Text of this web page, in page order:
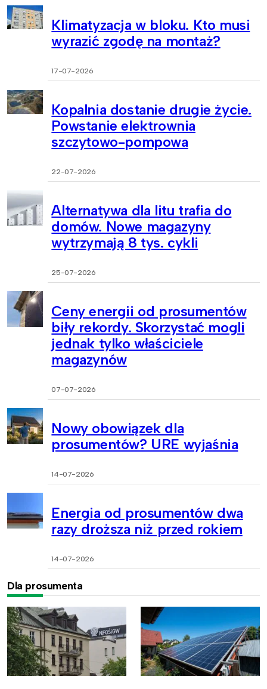
Klimatyzacja w bloku. Kto musi
wyrazić zgodę na montaż?
17-07-2026
Kopalnia dostanie drugie życie.
Powstanie elektrownia
szczytowo-pompowa
22-07-2026
Alternatywa dla litu trafia do
domów. Nowe magazyny
wytrzymają 8 tys. cykli
25-07-2026
Ceny energii od prosumentów
biły rekordy. Skorzystać mogli
jednak tylko właściciele
magazynów
07-07-2026
Nowy obowiązek dla
prosumentów? URE wyjaśnia
14-07-2026
Energia od prosumentów dwa
razy droższa niż przed rokiem
14-07-2026
Dla prosumenta